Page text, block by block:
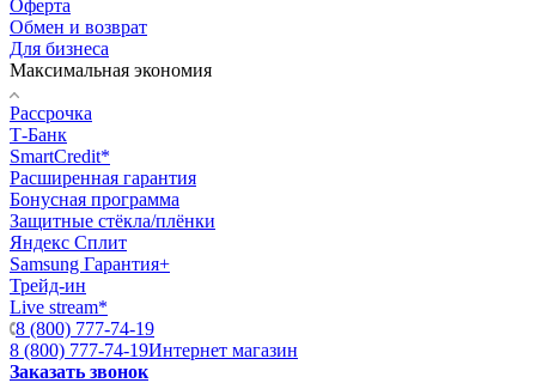
Оферта
Обмен и возврат
Для бизнеса
Максимальная экономия
Рассрочка
Т-Банк
SmartCredit*
Расширенная гарантия
Бонусная программа
Защитные стёкла/плёнки
Яндекс Сплит
Samsung Гарантия+
Трейд-ин
Live stream*
8 (800) 777-74-19
8 (800) 777-74-19Интернет магазин
Заказать звонок